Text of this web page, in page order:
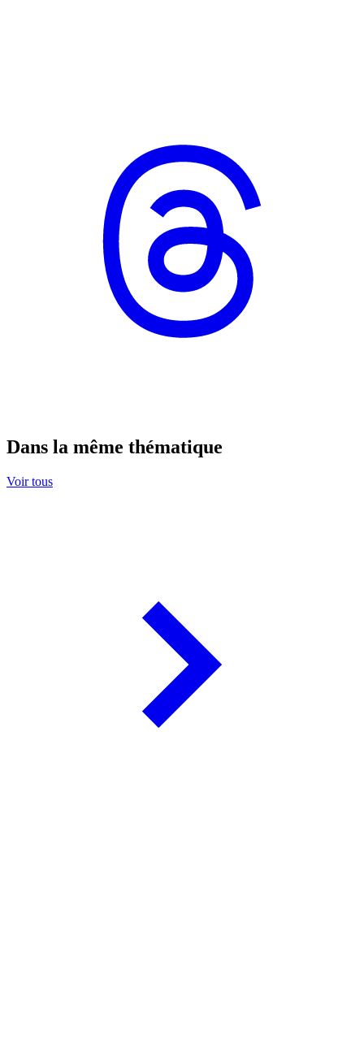
Dans la même thématique
Voir tous